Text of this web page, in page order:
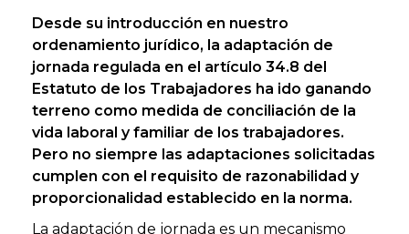
Desde su introducción en nuestro
ordenamiento jurídico, la adaptación de
jornada regulada en el artículo 34.8 del
Estatuto de los Trabajadores ha ido ganando
terreno como medida de conciliación de la
vida laboral y familiar de los trabajadores.
Pero no siempre las adaptaciones solicitadas
cumplen con el requisito de razonabilidad y
proporcionalidad establecido en la norma.
La adaptación de jornada es un mecanismo